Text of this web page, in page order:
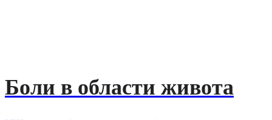
Боли в области живота